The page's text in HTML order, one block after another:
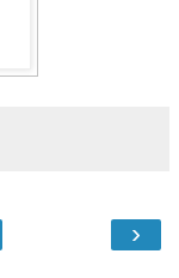
›